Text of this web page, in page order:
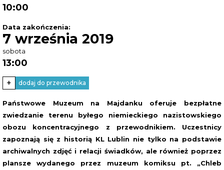
10:00
Data zakończenia:
7 września 2019
sobota
13:00
+ dodaj do przewodnika
Państwowe Muzeum na Majdanku oferuje bezpłatne
zwiedzanie terenu byłego niemieckiego nazistowskiego
obozu koncentracyjnego z przewodnikiem. Uczestnicy
zapoznają się z historią KL Lublin nie tylko na podstawie
archiwalnych zdjęć i relacji świadków, ale również poprzez
plansze wydanego przez muzeum komiksu pt. „Chleb